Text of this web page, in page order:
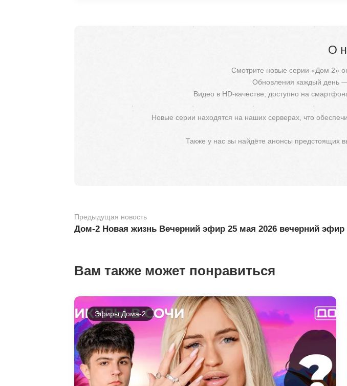
О
Смотрите новые серии «Дом 2»
Обновления каждый день
Видео в HD-качестве, доступно на
Новые серии находятся на наших серверах, что
Также у нас вы найдёте анонсы предстоящих
Предыдущая новость
Дом-2 Новая жизнь Вечерний эфир 25 мая 2026 вечерний эфир
Вам также может понравиться
Эфиры Дома-2